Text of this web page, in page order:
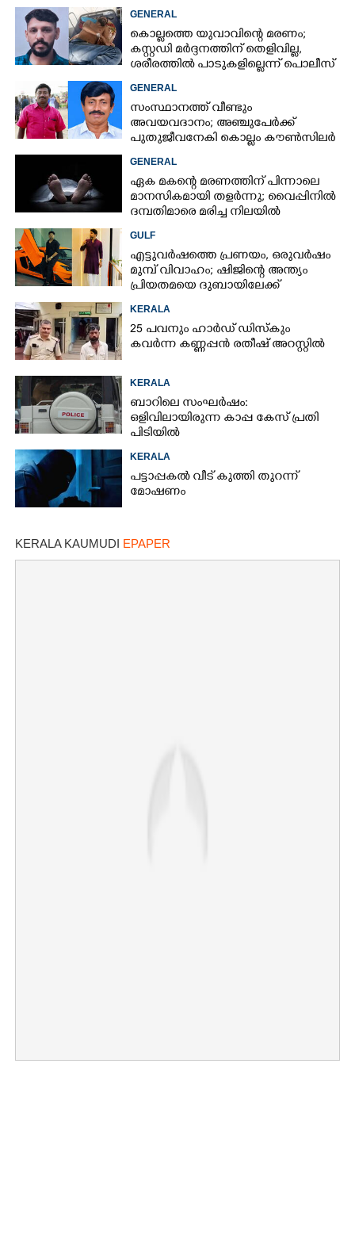
GENERAL
കൊല്ലത്തെ യുവാവിന്റെ മരണം;
കസ്റ്റഡി മർദ്ദനത്തിന് തെളിവില്ല,
ശരീരത്തിൽ പാടുകളില്ലെന്ന് പൊലീസ്
GENERAL
സംസ്ഥാനത്ത് വീണ്ടും
അവയവദാനം; അഞ്ചുപേർക്ക്
പുതുജീവനേകി കൊല്ലം കൗൺസിലർ
ബി അജിത് കുമാർ
GENERAL
ഏക മകന്റെ മരണത്തിന് പിന്നാലെ
മാനസികമായി തളർന്നു; വൈപ്പിനിൽ
ദമ്പതിമാരെ മരിച്ച നിലയിൽ
കണ്ടെത്തി
GULF
എട്ടുവർഷത്തെ പ്രണയം,​ ഒരുവർഷം
മുമ്പ് വിവാഹം; ഷിജിന്റെ അന്ത്യം
പ്രിയതമയെ ദുബായിലേക്ക്
കൊണ്ടുവരാനുള്ള ഒരുക്കത്തിനിടെ
KERALA
25 പവനും ഹാർഡ് ഡിസ്കും
കവർന്ന കണ്ണപ്പൻ രതീഷ് അറസ്റ്റിൽ
KERALA
ബാറിലെ സംഘർഷം:
ഒളിവിലായിരുന്ന കാപ്പ കേസ് പ്രതി
പിടിയിൽ
KERALA
പട്ടാപ്പകൽ വീട് കുത്തി തുറന്ന്
മോഷണം
KERALA KAUMUDI EPAPER